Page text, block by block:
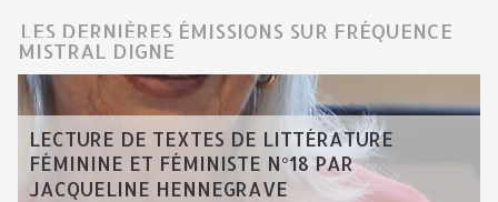
LES DERNIÈRES ÉMISSIONS SUR FRÉQUENCE
MISTRAL DIGNE
LECTURE DE TEXTES DE LITTÉRATURE
FÉMININE ET FÉMINISTE N°18 PAR
JACQUELINE HENNEGRAVE